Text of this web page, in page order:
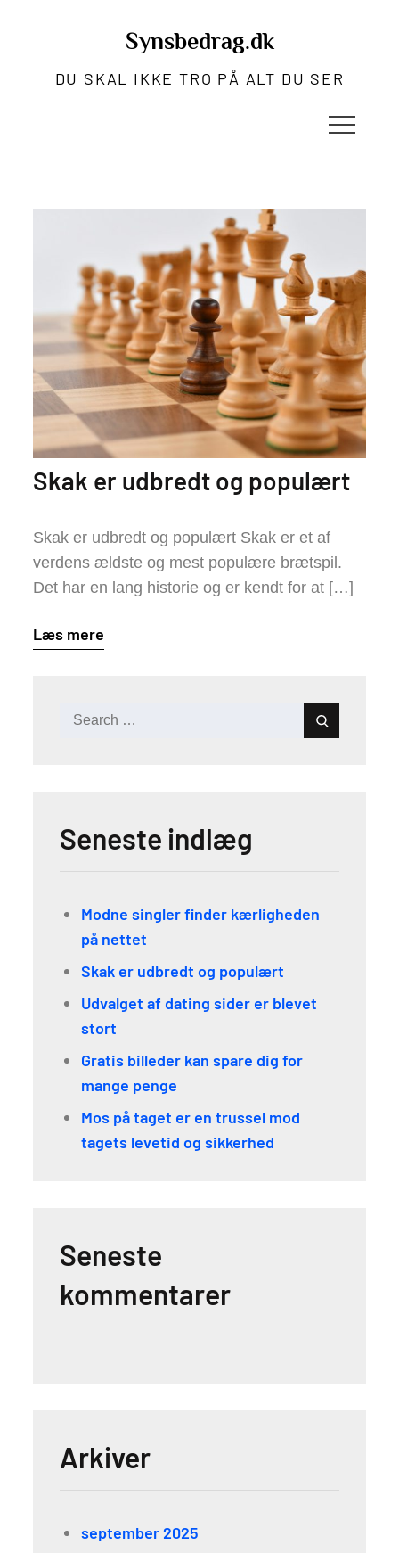
Synsbedrag.dk
DU SKAL IKKE TRO PÅ ALT DU SER
Skak er udbredt og populært
Skak er udbredt og populært Skak er et af
verdens ældste og mest populære brætspil.
Det har en lang historie og er kendt for at […]
Læs mere
Search
Search
Seneste indlæg
Modne singler finder kærligheden
på nettet
Skak er udbredt og populært
Udvalget af dating sider er blevet
stort
Gratis billeder kan spare dig for
mange penge
Mos på taget er en trussel mod
tagets levetid og sikkerhed
Seneste
kommentarer
Arkiver
september 2025